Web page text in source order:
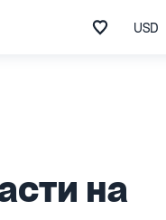
USD
на